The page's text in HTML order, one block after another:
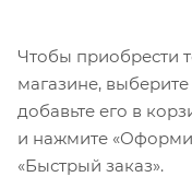
Чтобы приобрести
магазине,
добавьте его в
и нажмите
«Быстрый заказ».